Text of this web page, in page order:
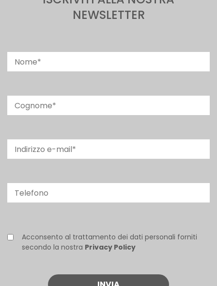
NEWSLETTER
Acconsento al trattamento dei dati personali forniti
secondo la nostra Privacy Policy